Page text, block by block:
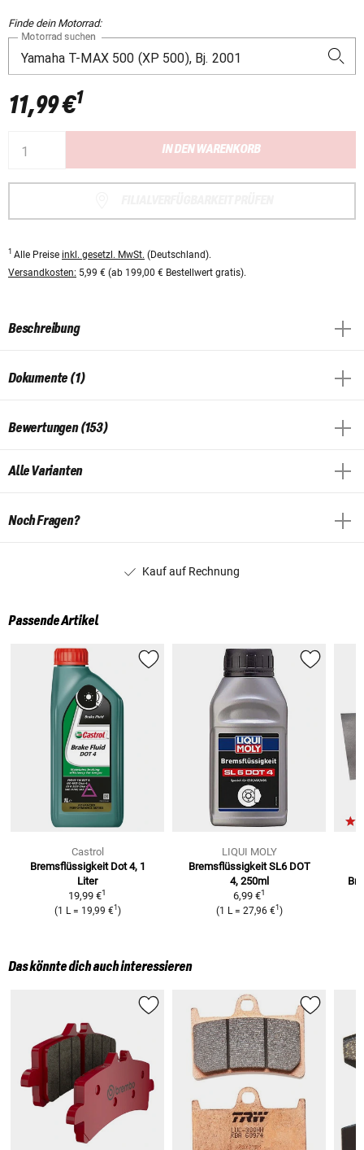
Finde dein Motorrad:
Motorrad suchen
11,99 €1
IN DEN WARENKORB
1 Alle Preise inkl. gesetzl. MwSt. (Deutschland).
Versandkosten: 5,99 € (ab 199,00 € Bestellwert gratis).
Beschreibung
Dokumente (1)
Bewertungen (153)
Alle Varianten
Noch Fragen?
Kauf auf Rechnung
Passende Artikel
Castrol
Bremsflüssigkeit Dot 4, 1
Liter
19,99 €1
(1 L= 19,99 €1 )
LIQUI MOLY
Bremsflüssigkeit SL6 DOT
4, 250ml
6,99 €1
(1 L= 27,96 €1 )
Das könnte dich auch interessieren